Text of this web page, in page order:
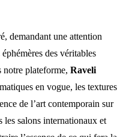
demandant une attention
des véritables
notre plateforme, Raveli
en vogue, les textures
de l’art contemporain sur
salons internationaux et